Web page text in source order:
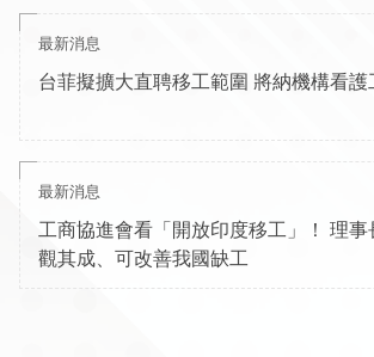
最新消息
台菲擬擴大直聘移工範圍 將納機構看護
最新消息
工商協進會看「開放印度移工」！ 理事
觀其成、可改善我國缺工